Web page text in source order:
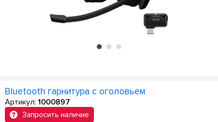
Bluetooth гарнитура с оголовьем
Артикул: 1000897
Запросить наличие